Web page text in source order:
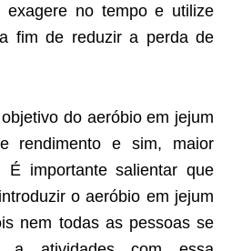
no tempo e utilize
fim de reduzir a perda de
do aeróbio em jejum
rendimento e sim, maior
É importante salientar que
o aeróbio em jejum
nem todas as pessoas se